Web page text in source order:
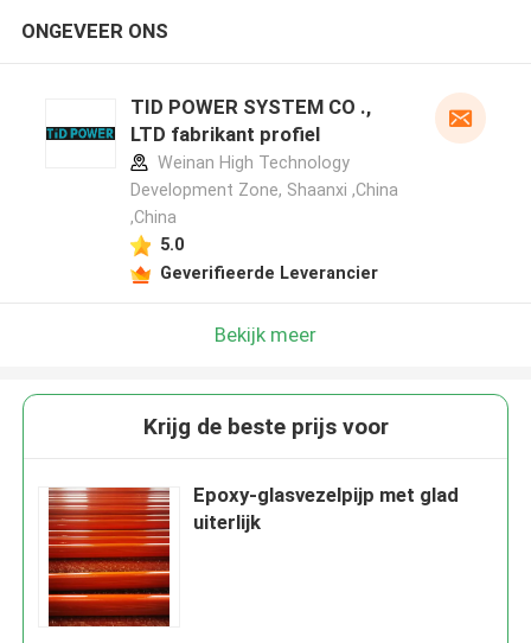
ONGEVEER ONS
TID POWER SYSTEM CO .,
LTD fabrikant profiel
Weinan High Technology
Development Zone, Shaanxi ,China
,China
5.0
Geverifieerde Leverancier
Bekijk meer
Krijg de beste prijs voor
Epoxy-glasvezelpijp met glad
uiterlijk